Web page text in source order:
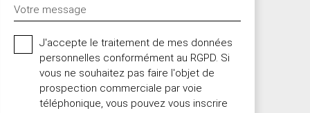
Votre message
J'accepte le traitement de mes données
personnelles conformément au RGPD. Si
vous ne souhaitez pas faire l'objet de
prospection commerciale par voie
téléphonique, vous pouvez vous inscrire